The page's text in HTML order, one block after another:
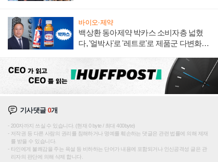
바이오·제약
백상환 동아제약 박카스 소비자층 넓혔
다, '얼박사'로 '레트로'로 제품군 다변화
기사댓글0개
200자까지 쓰실 수 있습니다. (현재 0 byte / 최대 400byte)
저작권 등 다른 사람의 권리를 침해하거나 명예를 훼손하는 댓글은 관련 법률에 의해 제재
를 받을 수 있습니다.
타인에게 불쾌감을 주는 욕설 등 비하하는 단어가 내용에 포함되거나 인신공격성 글은 관
리자의 판단에 의해 삭제 합니다.